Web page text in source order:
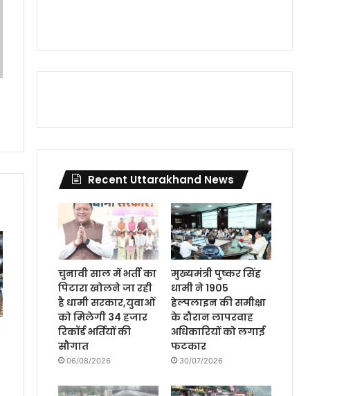
Recent Uttarakhand News
चुनावी साल में भर्ती का
पिटारा खोलने जा रही
है धामी सरकार,युवाओं
को मिलेगी 34 हजार
रिकॉर्ड भर्तियों की
सौगात
06/08/2026
मुख्यमंत्री पुष्कर सिंह
धामी ने 1905
हेल्पलाइन की समीक्षा
के दौरान लापरवाह
अधिकारियों को लगाई
फटकार
30/07/2026